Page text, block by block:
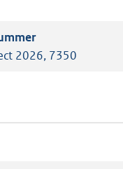
2026, 7350